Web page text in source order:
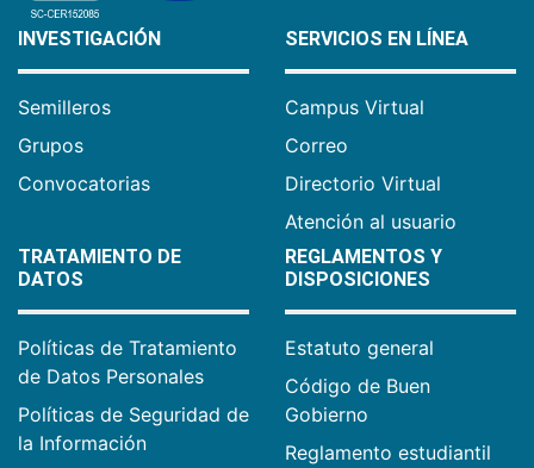
INVESTIGACIÓN
Semilleros
Grupos
Convocatorias
SERVICIOS EN LÍNEA
Campus Virtual
Correo
Directorio Virtual
Atención al usuario
TRATAMIENTO DE
DATOS
Políticas de Tratamiento
de Datos Personales
Políticas de Seguridad de
la Información
REGLAMENTOS Y
DISPOSICIONES
Estatuto general
Código de Buen
Gobierno
Reglamento estudiantil